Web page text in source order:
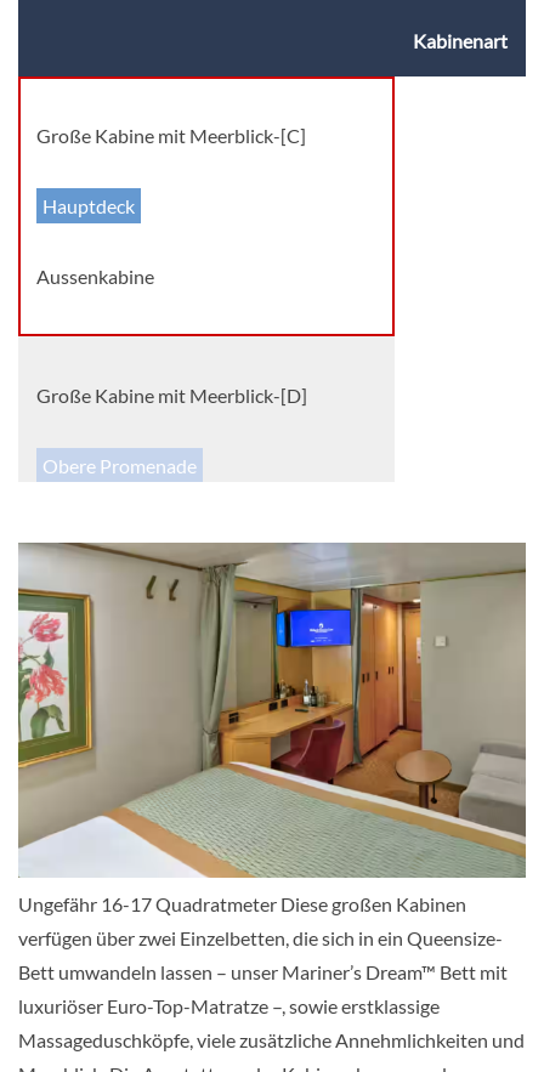
Kabinenart
Große Kabine mit Meerblick-[C]
Hauptdeck
Aussenkabine
Große Kabine mit Meerblick-[D]
Obere Promenade
Große Kabine mit Meerblick-[DD]
Hauptdeck
Aussenkabine
Große Kabine mit Meerblick-[E]
Hauptdeck
Aussenkabine
Ungefähr 16-17 Quadratmeter Diese großen Kabinen
verfügen über zwei Einzelbetten, die sich in ein Queensize-
Bett umwandeln lassen – unser Mariner’s Dream™ Bett mit
luxuriöser Euro-Top-Matratze –, sowie erstklassige
Massageduschköpfe, viele zusätzliche Annehmlichkeiten und